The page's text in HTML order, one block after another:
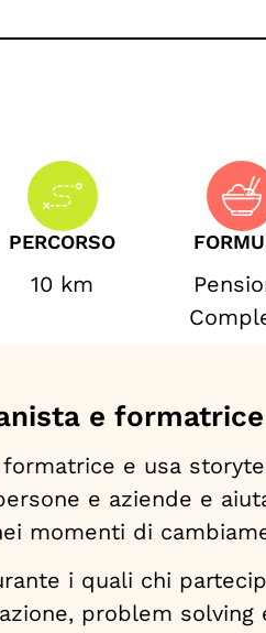
PERCORSO
10 km
e formatrice
e usa
e aziende e
momenti di
i quali chi
problem solving